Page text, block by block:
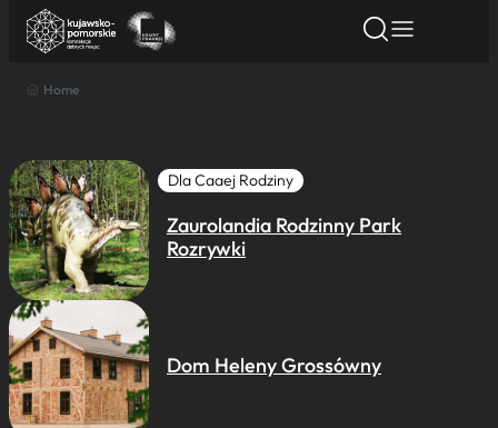
Nazwa atrakcji
Miasto
Kategoria
Home
Dla Caaej Rodziny
Zaurolandia Rodzinny Park
Rozrywki
Dom Heleny Grossówny